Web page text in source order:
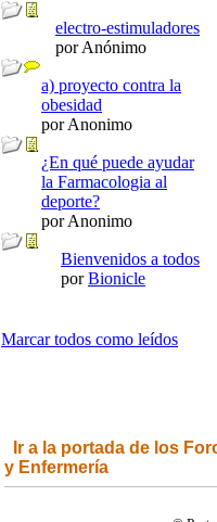
electro-estimuladores
por Anónimo
a) proyecto contra la
obesidad
por Anonimo
¿En qué puede ayudar
la Farmacologia al
deporte?
por Anonimo
Bienvenidos a todos
porBionicle
Marcar todos como leídos
Ir a la portada de los
y Enfermería